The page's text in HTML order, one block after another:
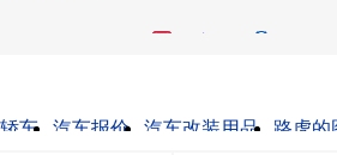
转发至：
车 汽车报价 汽车改装用品
路虎的